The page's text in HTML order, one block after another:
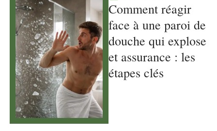
Comment réagir
face à une paroi de
douche qui explose
et assurance : les
étapes clés